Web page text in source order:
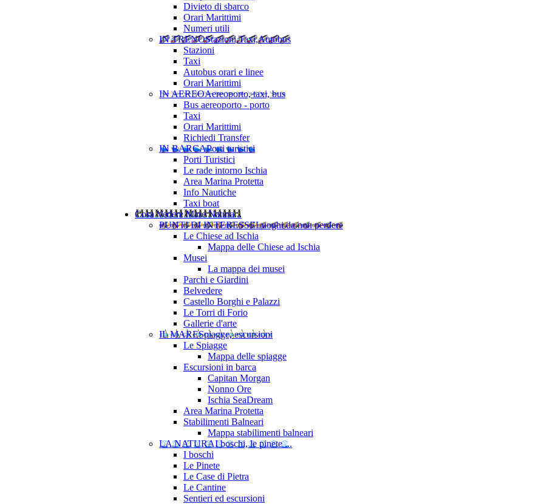
Divieto di sbarco
Orari Marittimi
Numeri utili
IN TRENOStazioni,Taxi,Autobus
Stazioni
Taxi
Autobus orari e linee
Orari Marittimi
IN AEREOAereoporto, taxi, bus
Bus aereoporto - porto
Taxi
Orari Marittimi
Richiedi Transfer
IN BARCAPorti turistici
Porti Turistici
Le rade intorno Ischia
Area Marina Protetta
Info Nautiche
Taxi boat
Cosa VedereMare Natura ..
PUNTI DI INTERESSELuoghi da non perdere
Le Chiese ad Ischia
Mappa delle Chiese ad Ischia
Musei
La mappa dei musei
Parchi e Giardini
Belvedere
Castello Borghi e Palazzi
Le Torri di Forio
Gallerie d'arte
IL MARESpiagge, escursioni
Le Spiagge
Mappa delle spiagge
Escursioni in barca
Capitan Morgan
Nonno Ore
Ischia SeaDream
Area Marina Protetta
Stabilimenti Balneari
Mappa stabilimenti balneari
LA NATURAI boschi, le pinete ...
I boschi
Le Pinete
Le Case di Pietra
Le Cantine
Sentieri ed escursioni